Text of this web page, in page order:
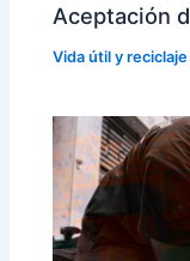
Aceptación
Vida útil y